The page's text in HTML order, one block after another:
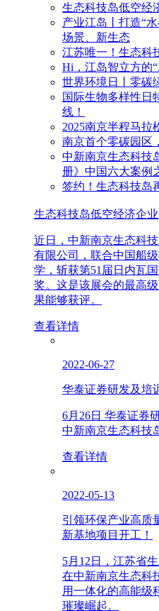
生态科技岛低空经
产业江岛丨打造“
场景、新生态
江苏唯一！生态科
Hi，江岛智立方的
世界环境日丨零碳
国际生物多样性日
线！
2025南京半程马拉
南京首个零碳园区
中新南京生态科技
册》中国六大案例
签约！生态科技岛
生态科技岛低空经济企业
近日，中新南京生态科
有限公司，联合中国船
学，斩获第51届日内瓦
奖。这是该展会的最高
果能够获评。
查看详情
2022-06-27
华泰证券研发及培
6月26日 华泰证券
中新南京生态科技
查看详情
2022-05-13
引领环保产业高质
新基地项目开工！
5月12日，江苏省
在中新南京生态科
用一体化的高能级
璀璨崛起。